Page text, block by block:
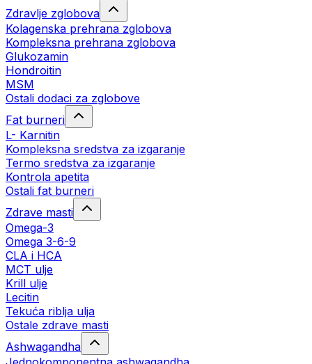
Zdravlje zglobova
Kolagenska prehrana zglobova
Kompleksna prehrana zglobova
Glukozamin
Hondroitin
MSM
Ostali dodaci za zglobove
Fat burneri
L- Karnitin
Kompleksna sredstva za izgaranje
Termo sredstva za izgaranje
Kontrola apetita
Ostali fat burneri
Zdrave masti
Omega-3
Omega 3-6-9
CLA i HCA
MCT ulje
Krill ulje
Lecitin
Tekuća riblja ulja
Ostale zdrave masti
Ashwagandha